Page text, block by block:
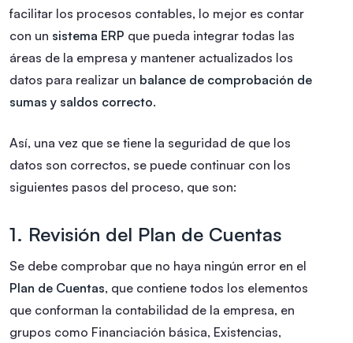
facilitar los procesos contables, lo mejor es contar
con un sistema ERP que pueda integrar todas las
áreas de la empresa y mantener actualizados los
datos para realizar un balance de comprobación de
sumas y saldos correcto.
Así, una vez que se tiene la seguridad de que los
datos son correctos, se puede continuar con los
siguientes pasos del proceso, que son:
1. Revisión del Plan de Cuentas
Se debe comprobar que no haya ningún error en el
Plan de Cuentas, que contiene todos los elementos
que conforman la contabilidad de la empresa, en
grupos como Financiación básica, Existencias,